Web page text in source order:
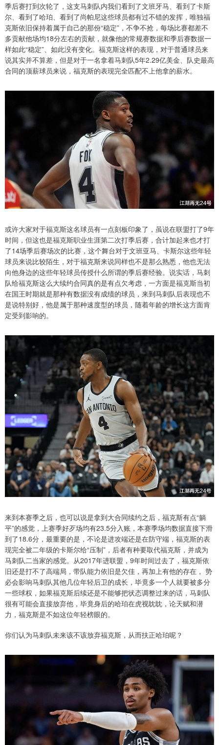
季后赛打到次轮了，这支马刺队内我们看到了文班牙马、看到了卡斯
尔、看到了哈珀、看到了尚帕尼这些球员都有过不错的发挥，唯独福
克斯依旧保持着属于自己的那份“稳定”，不争不抢，每场比赛都差不
多贡献他场均18分左右的贡献，就像他的常规赛数据和季后赛数据一
样如此“稳定”、如此没有变化。福克斯这样的表现，对于普通球员来
说其实并不算差，但是对于一名拿着马刺队5年2.29亿美金、队史最高
合同的顶薪球员来说，福克斯的表现完全匹配不上他拿的薪水。
或许大家对于福克斯这名球员有一点刻板印象了，虽说在联盟打了9年
时间，但这也是福克斯职业生涯第二次打季后赛，合计加起来也才打
了14场季后赛场次的比赛，这个舞台对于文班亚马、卡斯尔这些年轻
球员来说比较陌生，对于福克斯来说同样也不是那么熟悉，他也无法
向他身边的这些年轻球员传授什么所谓的季后赛经验。说实话，马刺
队给福克斯这么大续约合同真的是有点欠考虑，一方面是福克斯当初
在国王时期就是那种有数据没有成绩的球员，来到马刺队后表现也不
是说特别好，他是属于那种速度型的球员，随着年龄的增长这方面肯
定受到影响的。
来到本赛季之后，也可以说是拿到大合同续约之后，福克斯有点“躺
平”的感觉，上赛季好歹场均有23.5分入账，本赛季场均数据直接下滑
到了18.6分，最重要的是，不论是进攻端还是在防守端，福克斯的表
现完全被二年级的卡斯尔给“压制”，后者有种要取代福克斯，并成为
马刺队二当家的感觉。从2017年进联盟，9年时间过去了，福克斯依
旧还是打不了高端局，带队能力依旧是欠佳，再加上有他的存在， 势
必会影响马刺队其他几位年轻后卫的成长，毕竟多一个人就要被多分
一些球权，如果福克斯后续还是不能够把状态调整过来的话，马刺队
很有可能会直接放弃他，毕竟身后的哈珀在虎视眈眈，论天赋和潜
力，福克斯是不如这位年轻榜眼的。
你们认为马刺队未来该不该放弃福克斯，从而扶正哈珀呢？